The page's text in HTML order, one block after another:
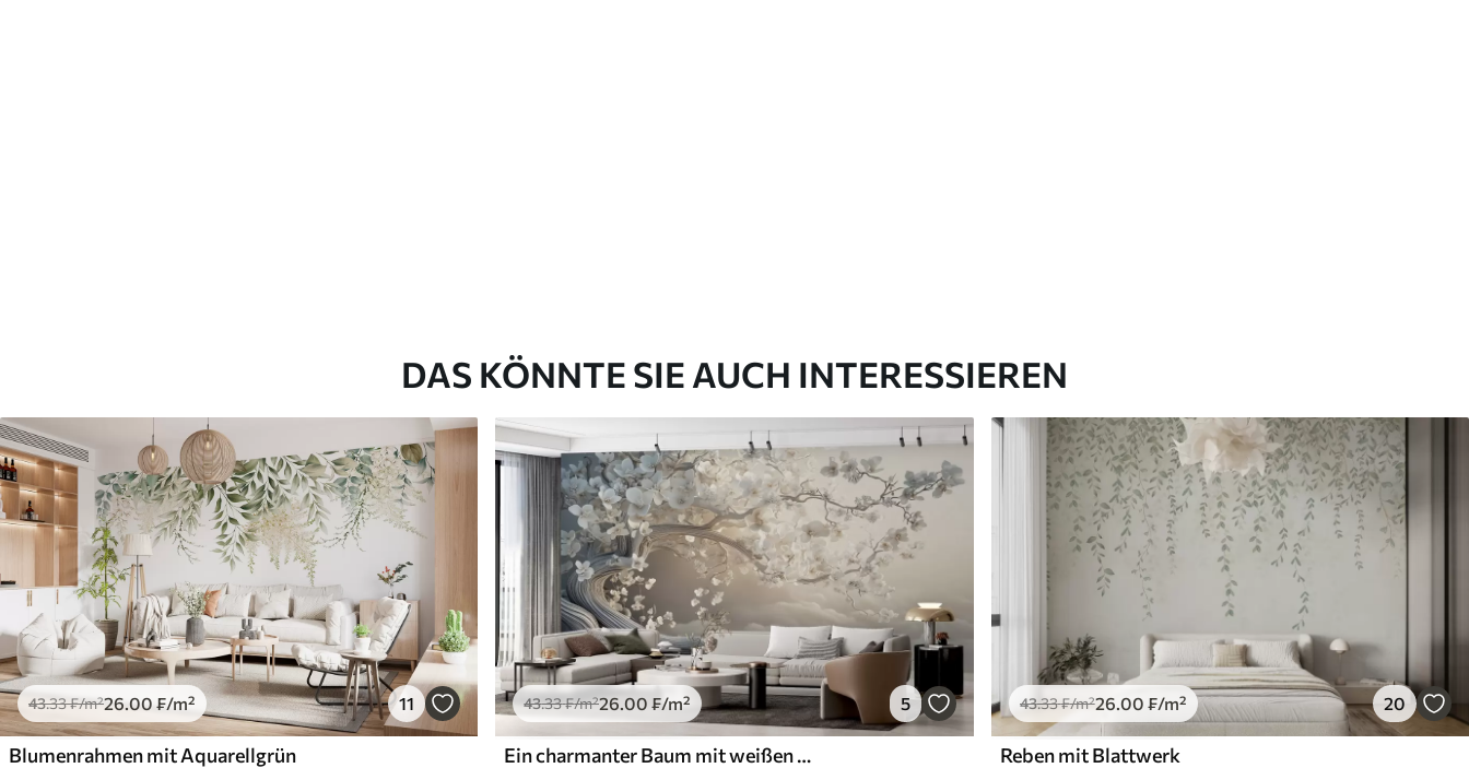
DAS KÖNNTE SIE AUCH INTERESSIEREN
43.33₣/m²26.00 ₣/m² 11
Blumenrahmen mit Aquarellgrün
43.33₣/m²26 .00 ₣/m² 5
Ein charmanter Baum mit weißen Blüten vor dem Hintergrund der Wolken in einem interessanten Stil in zarten warmen Farben
43.33₣/m²26 .00 ₣/m² 20
Reben mit Blattwerk